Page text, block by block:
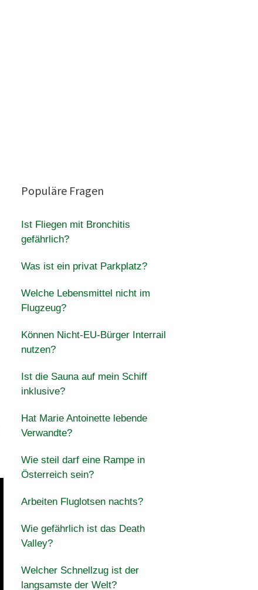
Populäre Fragen
Ist Fliegen mit Bronchitis
gefährlich?
Was ist ein privat Parkplatz?
Welche Lebensmittel nicht im
Flugzeug?
Können Nicht-EU-Bürger Interrail
nutzen?
Ist die Sauna auf mein Schiff
inklusive?
Hat Marie Antoinette lebende
Verwandte?
Wie steil darf eine Rampe in
Österreich sein?
Arbeiten Fluglotsen nachts?
Wie gefährlich ist das Death
Valley?
Welcher Schnellzug ist der
langsamste der Welt?